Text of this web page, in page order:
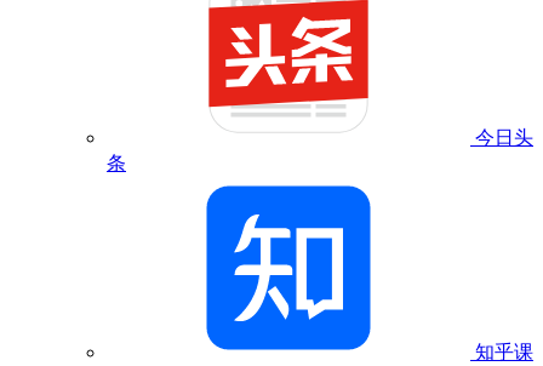
今日头
条
知乎课